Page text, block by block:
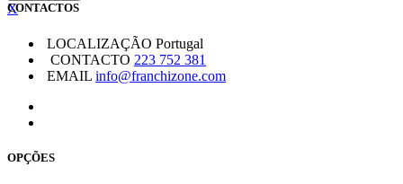
X
CONTACTOS
LOCALIZAÇÃO Portugal
CONTACTO 223 752 381
EMAIL info@franchizone.com
OPÇÕES